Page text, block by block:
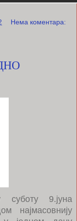
Нема коментара:
9.јуна
најмасовнију